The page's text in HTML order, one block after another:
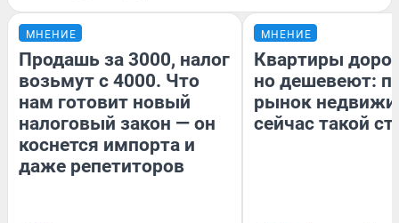
МНЕНИЕ
Продашь за 3000, налог
возьмут с 4000. Что
нам готовит новый
налоговый закон — он
коснется импорта и
даже репетиторов
МНЕНИЕ
Квартиры
но дешевеют:
рынок
сейчас такой